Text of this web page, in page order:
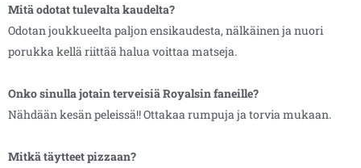
Mitä odotat tulevalta kaudelta?
Odotan joukkueelta paljon ensikaudesta, nälkäinen ja nuori
porukka kellä riittää halua voittaa matseja.
Onko sinulla jotain terveisiä Royalsin faneille?
Nähdään kesän peleissä!! Ottakaa rumpuja ja torvia mukaan.
Mitkä täytteet pizzaan?